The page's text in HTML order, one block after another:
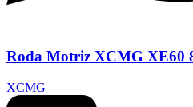
Roda Motriz XCMG XE60
XCMG